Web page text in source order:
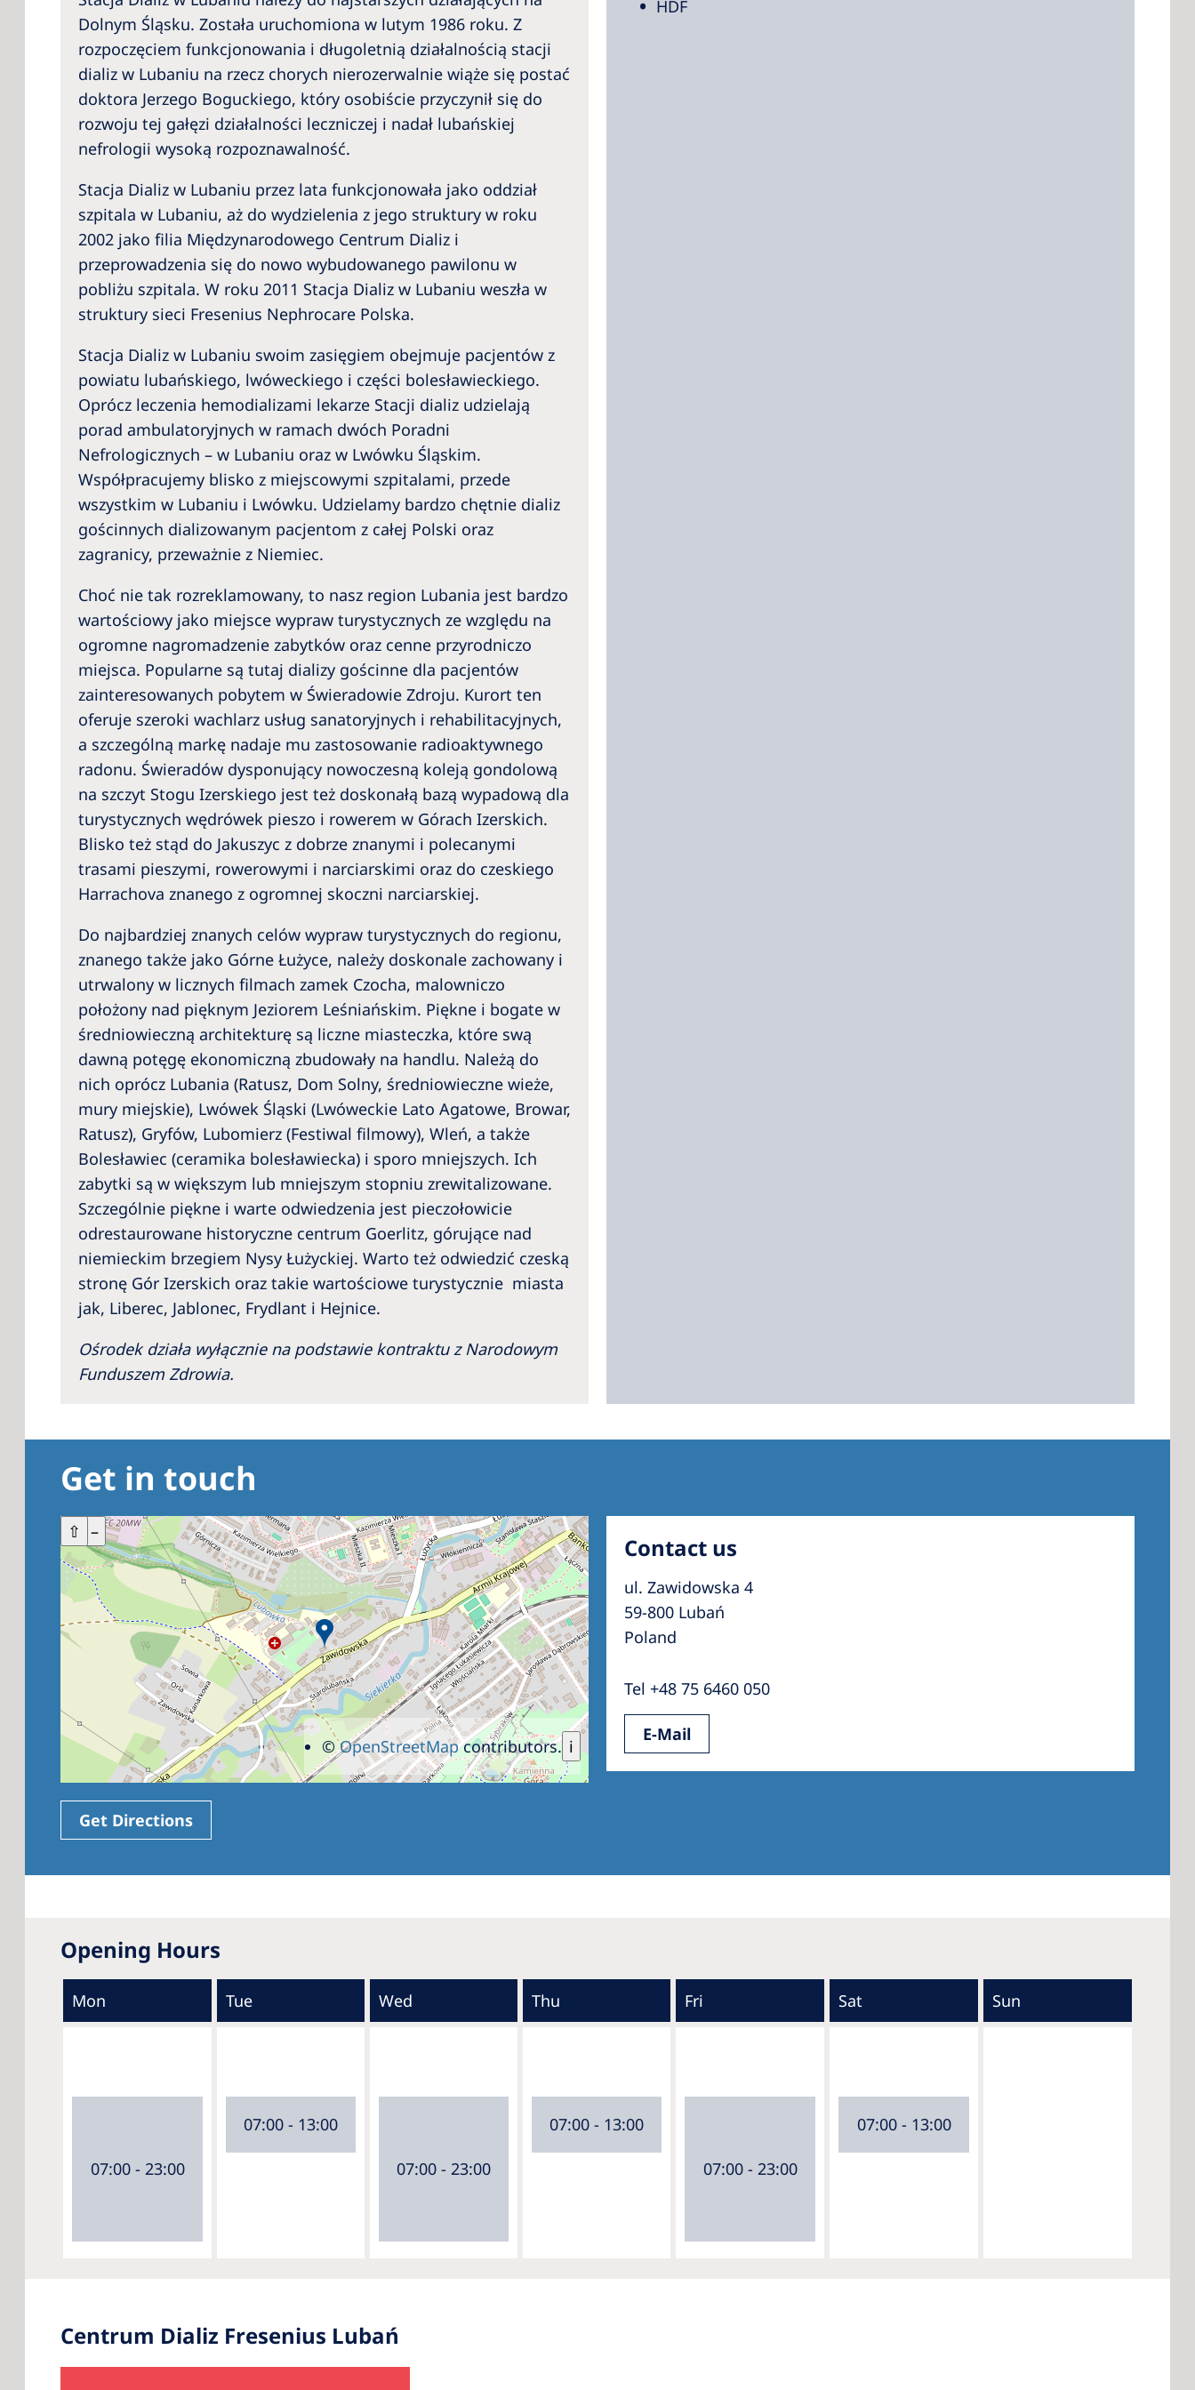
Dolnym Śląsku. Została uruchomiona w lutym 1986 roku. Z
rozpoczęciem funkcjonowania i długoletnią działalnością stacji
dializ w Lubaniu na rzecz chorych nierozerwalnie wiąże się postać
doktora Jerzego Boguckiego, który osobiście przyczynił się do
rozwoju tej gałęzi działalności leczniczej i nadał lubańskiej
nefrologii wysoką rozpoznawalność.
Stacja Dializ w Lubaniu przez lata funkcjonowała jako oddział
szpitala w Lubaniu, aż do wydzielenia z jego struktury w roku
2002 jako filia Międzynarodowego Centrum Dializ i
przeprowadzenia się do nowo wybudowanego pawilonu w
pobliżu szpitala. W roku 2011 Stacja Dializ w Lubaniu weszła w
struktury sieci Fresenius Nephrocare Polska.
Stacja Dializ w Lubaniu swoim zasięgiem obejmuje pacjentów z
powiatu lubańskiego, lwóweckiego i części bolesławieckiego.
Oprócz leczenia hemodializami lekarze Stacji dializ udzielają
porad ambulatoryjnych w ramach dwóch Poradni
Nefrologicznych – w Lubaniu oraz w Lwówku Śląskim.
Współpracujemy blisko z miejscowymi szpitalami, przede
wszystkim w Lubaniu i Lwówku. Udzielamy bardzo chętnie dializ
gościnnych dializowanym pacjentom z całej Polski oraz
zagranicy, przeważnie z Niemiec.
Choć nie tak rozreklamowany, to nasz region Lubania jest bardzo
wartościowy jako miejsce wypraw turystycznych ze względu na
ogromne nagromadzenie zabytków oraz cenne przyrodniczo
miejsca. Popularne są tutaj dializy gościnne dla pacjentów
zainteresowanych pobytem w Świeradowie Zdroju. Kurort ten
oferuje szeroki wachlarz usług sanatoryjnych i rehabilitacyjnych,
a szczególną markę nadaje mu zastosowanie radioaktywnego
radonu. Świeradów dysponujący nowoczesną koleją gondolową
na szczyt Stogu Izerskiego jest też doskonałą bazą wypadową dla
turystycznych wędrówek pieszo i rowerem w Górach Izerskich.
Blisko też stąd do Jakuszyc z dobrze znanymi i polecanymi
trasami pieszymi, rowerowymi i narciarskimi oraz do czeskiego
Harrachova znanego z ogromnej skoczni narciarskiej.
Do najbardziej znanych celów wypraw turystycznych do regionu,
znanego także jako Górne Łużyce, należy doskonale zachowany i
utrwalony w licznych filmach zamek Czocha, malowniczo
położony nad pięknym Jeziorem Leśniańskim. Piękne i bogate w
średniowieczną architekturę są liczne miasteczka, które swą
dawną potęgę ekonomiczną zbudowały na handlu. Należą do
nich oprócz Lubania (Ratusz, Dom Solny, średniowieczne wieże,
mury miejskie), Lwówek Śląski (Lwóweckie Lato Agatowe, Browar,
Ratusz), Gryfów, Lubomierz (Festiwal filmowy), Wleń, a także
Bolesławiec (ceramika bolesławiecka) i sporo mniejszych. Ich
zabytki są w większym lub mniejszym stopniu zrewitalizowane.
Szczególnie piękne i warte odwiedzenia jest pieczołowicie
odrestaurowane historyczne centrum Goerlitz, górujące nad
niemieckim brzegiem Nysy Łużyckiej. Warto też odwiedzić czeską
stronę Gór Izerskich oraz takie wartościowe turystycznie miasta
jak, Liberec, Jablonec, Frydlant i Hejnice.
Ośrodek działa wyłącznie na podstawie kontraktu z Narodowym
Funduszem Zdrowia.
HDF
Get in touch
+ –
⇧
i
©OpenStreetMapcontributors.
Get Directions
Contact us
ul. Zawidowska 4
59-800 Lubań
Poland
Tel +48 75 6460 050
E-Mail
Opening Hours
Mon Tue Wed Thu Fri Sat Sun
07:00 - 23:00
07:00 - 13:00
07:00 - 23:00
07:00 - 13:00
07:00 - 23:00
07:00 - 13:00
Centrum Dializ Fresenius Lubań